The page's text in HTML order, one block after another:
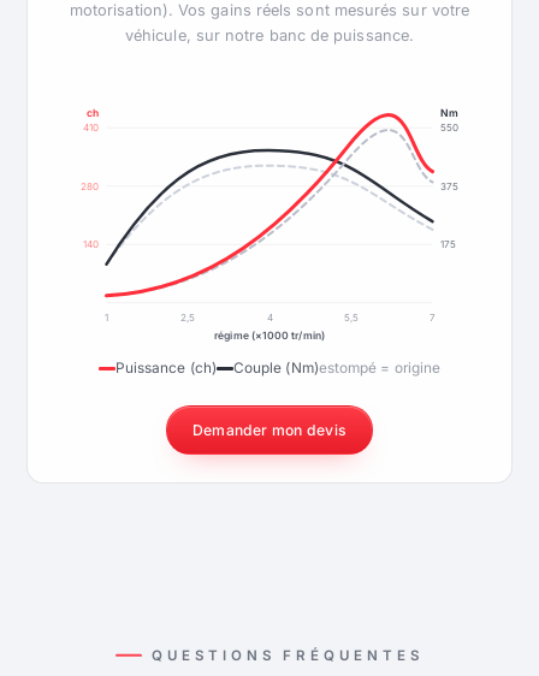
motorisation). Vos gains réels sont mesurés sur votre
véhicule, sur notre banc de puissance.
140
280
410
175
375
550
ch Nm
1 2,5 4 5,5
7
régime (×1000 tr/min)
Puissance (ch) Couple (Nm)estompé = origine
Demander mon devis
QUESTIONS FRÉQUENTES